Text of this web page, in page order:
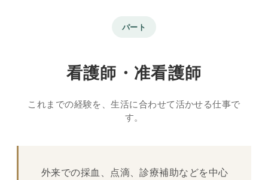
パート
看護師・准看護師
これまでの経験を、生活に合わせて活かせる仕事で
す。
外来での採血、点滴、診療補助などを中心